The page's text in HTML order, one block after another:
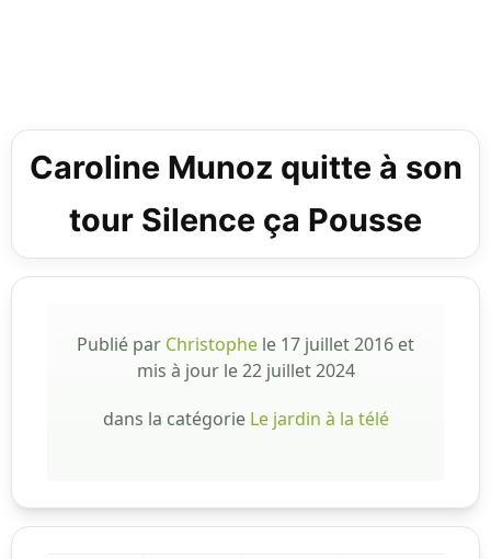
Caroline Munoz quitte à son
tour Silence ça Pousse
Publié par Christophe le 17 juillet 2016 et
mis à jour le22 juillet 2024
dans la catégorie Le jardin à la télé